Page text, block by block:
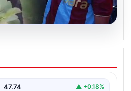
Mohamed Salah’a
Gülümsetti
için Trabzon’un Araklı…
47.74 ▲ +0.18%